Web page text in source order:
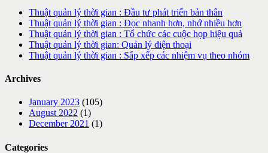
Thuật quản lý thời gian : Đầu tư phát triển bản thân
Thuật quản lý thời gian : Đọc nhanh hơn, nhớ nhiều hơn
Thuật quản lý thời gian : Tổ chức các cuộc họp hiệu quả
Thuật quản lý thời gian: Quản lý điện thoại
Thuật quản lý thời gian : Sắp xếp các nhiệm vụ theo nhóm
Archives
January 2023 (105)
August 2022 (1)
December 2021 (1)
Categories